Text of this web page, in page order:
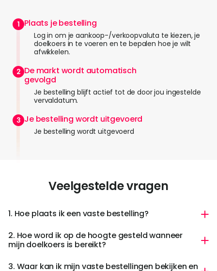
Plaats je bestelling
Log in om je aankoop-/verkoopvaluta te kiezen, je
doelkoers in te voeren en te bepalen hoe je wilt
afwikkelen.
De markt wordt automatisch
gevolgd
Je bestelling blijft actief tot de door jou ingestelde
vervaldatum.
Je bestelling wordt uitgevoerd
Je bestelling wordt uitgevoerd
Veelgestelde vragen
1. Hoe plaats ik een vaste bestelling?
2. Hoe word ik op de hoogte gesteld wanneer
mijn doelkoers is bereikt?
3. Waar kan ik mijn vaste bestellingen bekijken en